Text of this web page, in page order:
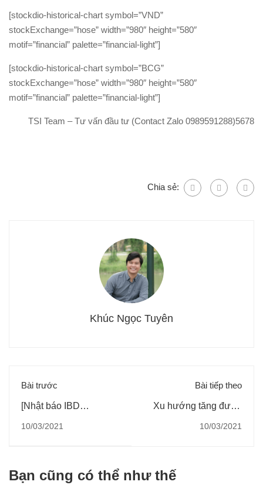
[stockdio-historical-chart symbol=”VND”
stockExchange=”hose” width=”980″ height=”580″
motif=”financial” palette=”financial-light”]
[stockdio-historical-chart symbol=”BCG”
stockExchange=”hose” width=”980″ height=”580″
motif=”financial” palette=”financial-light”]
TSI Team – Tư vấn đầu tư (Contact Zalo 0989591288)5678
Chia sẻ:
Khúc Ngọc Tuyên
Bài trước
[Nhật báo IBD
Chứng Khoán Có phải
10/03/2021
Bài tiếp theo
Xu hướng tăng được
cần thiết, Breakout có
10/03/2021
Bạn cũng có thể như thế